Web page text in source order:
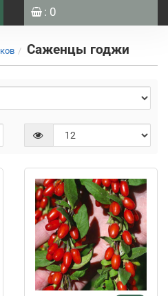
: 0
Саженцы годжи